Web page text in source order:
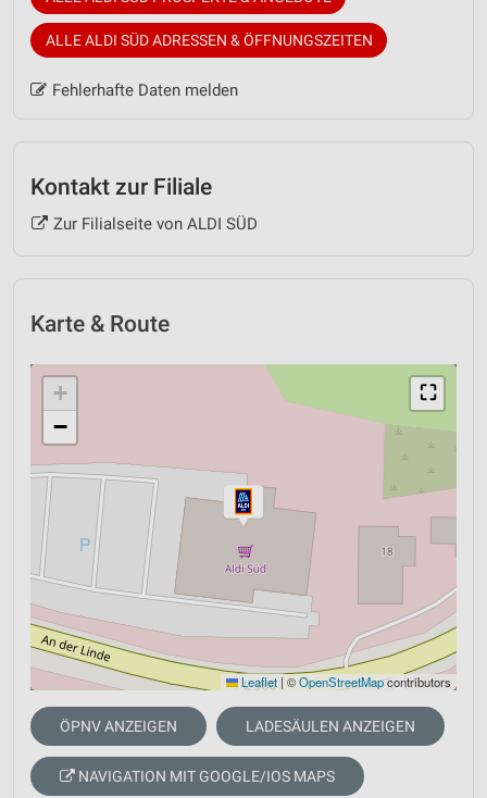
ALLE ALDI SÜD ADRESSEN & ÖFFNUNGSZEITEN
Fehlerhafte Daten melden
Kontakt zur Filiale
Zur Filialseite von ALDI SÜD
Karte & Route
⛶
+
−
Leaflet | ©OpenStreetMapcontributors
ÖPNV ANZEIGEN LADESÄULEN ANZEIGEN
NAVIGATION MIT GOOGLE/IOS MAPS